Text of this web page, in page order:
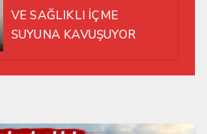
VE SAĞLIKLI İÇME
SUYUNA KAVUŞUYOR